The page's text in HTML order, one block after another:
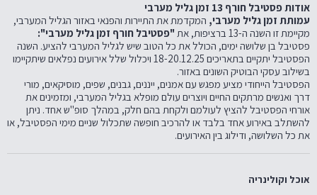
אודות פסטיבל חורף 13 זמן גליל מערבי
עמותת זמן גליל מערבי, המקדמת את התיירות והפנאי באזור הגליל המערבי,
מקיימת זו השנה ה-13 ברציפות, את
"פסטיבל חורף זמן גליל מערבי":
פסטיבל בן שלושה ימים, הכולל את כל הטוב שיש לגליל המערבי להציע. השנה
הפסטיבל יתקיים בתאריכים 18-20.12.25 ויכלול שלל אירועים נפלאים שיתקיימו
בשילוב עסקי הבוטיק השונים באזור.
הפסטיבל הייחודי מציע מפגש עם אמנים, ייננים, גבנים, שפים, מוסיקאים, מורי
דרך ואנשים מרתקים החיים ויוצרים עולם מופלא בגליל המערבי, ומזמינים את
אורחי הפסטיבל להציץ לעולמם ולקחת בהם חלק, במהלך סופ"ש אחד. ניתן
להשתלב באירוע אחד בלבד או להרכיב חופשה שתכלול שניים מימי הפסטיבל, או
את כל השלושה, ודילוג בין האירועים.
אוכל וקולינריה